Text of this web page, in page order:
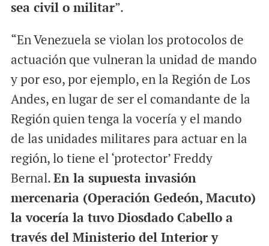
sea civil o militar”.
“En Venezuela se violan los protocolos de
actuación que vulneran la unidad de mando
y por eso, por ejemplo, en la Región de Los
Andes, en lugar de ser el comandante de la
Región quien tenga la vocería y el mando
de las unidades militares para actuar en la
región, lo tiene el ‘protector’ Freddy
Bernal.En la supuesta invasión
mercenaria (Operación Gedeón, Macuto)
la vocería la tuvo Diosdado Cabello a
través del Ministerio del Interior y